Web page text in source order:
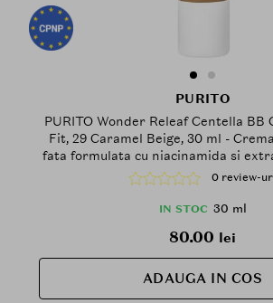
PURITO
PURITO Wonder Releaf Centella BB
Fit, 29 Caramel Beige, 30 ml -
fata formulata cu niacinamida si
Asiatica, care contribuie la
rosetii si a imperfectiunilor si la
aspect uniform al tenului,
0 review-
IN STOC 30 ml
80.00 lei
ADAUGA IN COS